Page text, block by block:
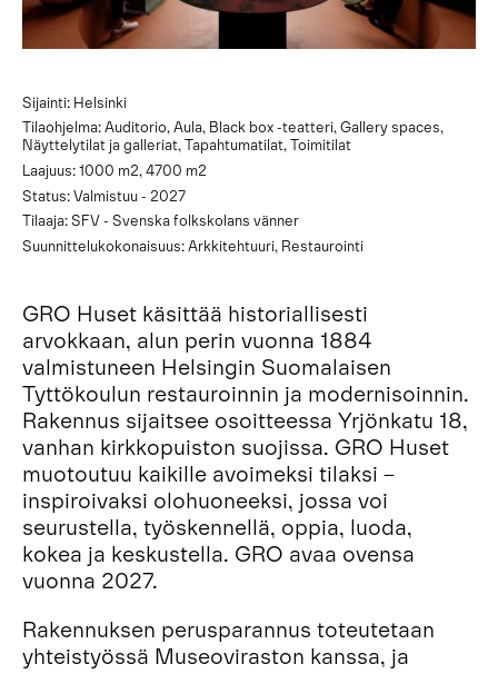
Sijainti: Helsinki
Tilaohjelma: Auditorio, Aula, Black box -teatteri, Gallery spaces,
Näyttelytilat ja galleriat, Tapahtumatilat, Toimitilat
Laajuus: 1000 m2, 4700 m2
Status: Valmistuu - 2027
Tilaaja: SFV - Svenska folkskolans vänner
Suunnittelukokonaisuus: Arkkitehtuuri, Restaurointi
GRO Huset käsittää historiallisesti
arvokkaan, alun perin vuonna 1884
valmistuneen Helsingin Suomalaisen
Tyttökoulun restauroinnin ja modernisoinnin.
Rakennus sijaitsee osoitteessa Yrjönkatu 18,
vanhan kirkkopuiston suojissa. GRO Huset
muotoutuu kaikille avoimeksi tilaksi –
inspiroivaksi olohuoneeksi, jossa voi
seurustella, työskennellä, oppia, luoda,
kokea ja keskustella. GRO avaa ovensa
vuonna 2027.
Rakennuksen perusparannus toteutetaan
yhteistyössä Museoviraston kanssa, ja